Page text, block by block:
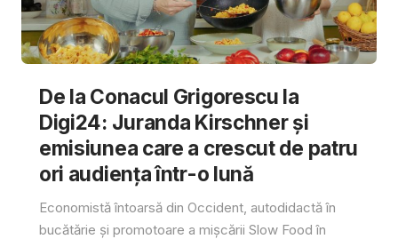
De la Conacul Grigorescu la
Digi24: Juranda Kirschner și
emisiunea care a crescut de patru
ori audiența într-o lună
Economistă întoarsă din Occident, autodidactă în
bucătărie și promotoare a mișcării Slow Food în